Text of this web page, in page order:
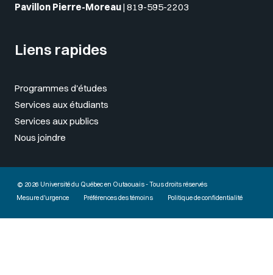
Pavillon Pierre-Moreau| 819-595-2203
Liens rapides
Programmes d'études
Services aux étudiants
Services aux publics
Nous joindre
© 2026 Université du Québec en Outaouais - Tous droits réservés
Mesure d'urgence
Préférences des témoins Politique de confidentialité